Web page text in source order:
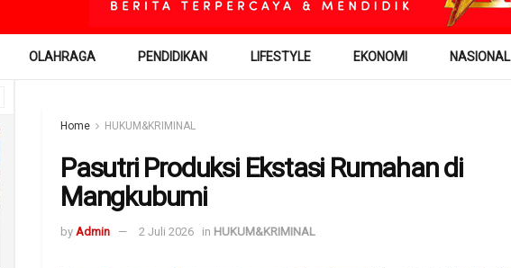
OLAHRAGA PENDIDIKAN LIFESTYLE EKONOMI NASIONAL
Home HUKUM&KRIMINAL
Pasutri Produksi Ekstasi Rumahan di
Mangkubumi
by Admin 2 Juli 2026 in HUKUM&KRIMINAL